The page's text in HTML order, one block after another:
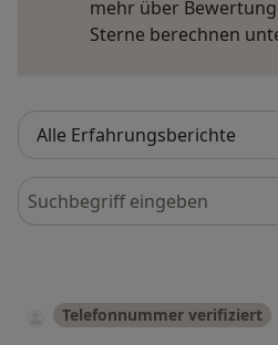
mehr über
Sterne berechnen
Bewertungen durchsuchen
Telefonnummer verifiziert